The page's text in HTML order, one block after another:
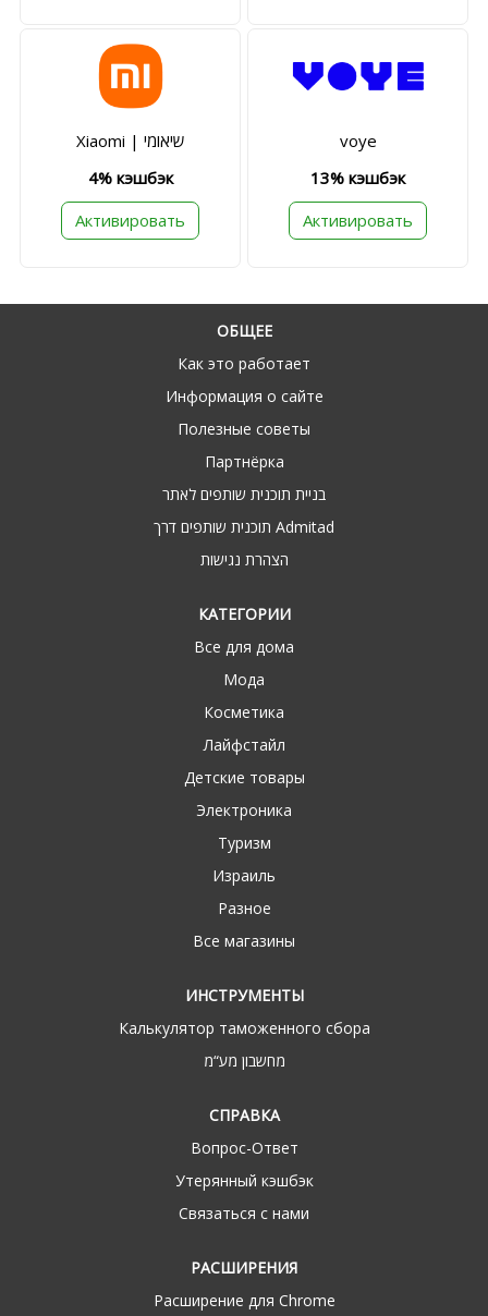
Xiaomi | שיאומי
4% кэшбэк
Активировать
voye
13% кэшбэк
Активировать
ОБЩЕЕ
Как это работает
Информация о сайте
Полезные советы
Партнёрка
בניית תוכנית שותפים לאתר
תוכנית שותפים דרך Admitad
הצהרת נגישות
КАТЕГОРИИ
Все для дома
Мода
Косметика
Лайфстайл
Детские товары
Электроника
Туризм
Израиль
Разное
Все магазины
ИНСТРУМЕНТЫ
Калькулятор таможенного сбора
מחשבון מע“מ
СПРАВКА
Вопрос-Ответ
Утерянный кэшбэк
Связаться с нами
РАСШИРЕНИЯ
Расширение для Chrome